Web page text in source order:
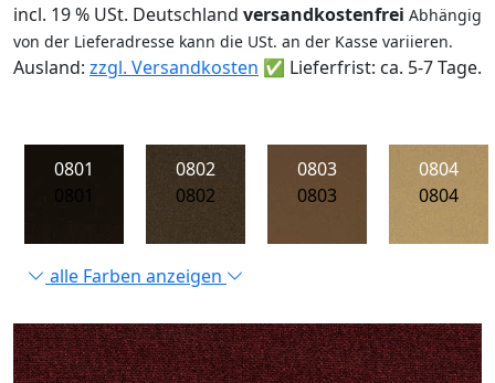
incl. 19 % USt. Deutschland versandkostenfrei Abhängig
von der Lieferadresse kann die USt. an der Kasse variieren.
Ausland: zzgl. Versandkosten ✅ Lieferfrist: ca. 5-7 Tage.
0801
0802
0802
0803
0803
0804
0804
alle Farben anzeigen